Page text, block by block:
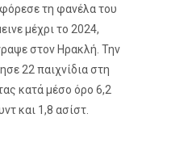
τη φανέλα του
μέχρι το 2024,
στον Ηρακλή. Την
22 παιχνίδια στη
κατά μέσο όρο 6,2
και 1,8 ασίστ.